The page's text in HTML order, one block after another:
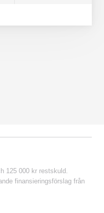
125 000 kr restskuld.
finansieringsförslag från